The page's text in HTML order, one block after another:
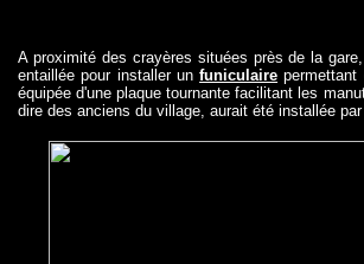
A proximité des crayères situées près de la
entaillée pour installer unfuniculaire
équipée d'une plaque tournante facilitant les
dire des anciens du village, aurait été installée